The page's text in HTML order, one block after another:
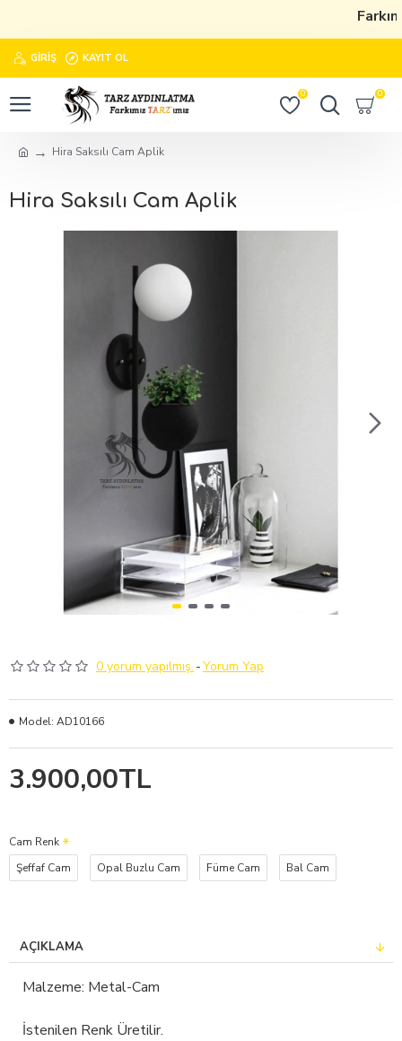
GIRIŞ KAYIT OL
0 0
Hira Saksılı Cam Aplik
Hira Saksılı Cam Aplik
0 yorum yapılmış. -Yorum Yap
3.900,00TL
Model: AD10166
Cam Renk
Şeffaf Cam
Opal Buzlu Cam Füme Cam Bal Cam
AÇIKLAMA
Malzeme: Metal-Cam
İstenilen Renk Üretilir.